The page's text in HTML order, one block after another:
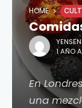
HOME
1 AÑO
En
una